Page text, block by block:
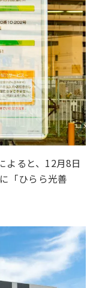
よると、12月8日
「ひらら光善